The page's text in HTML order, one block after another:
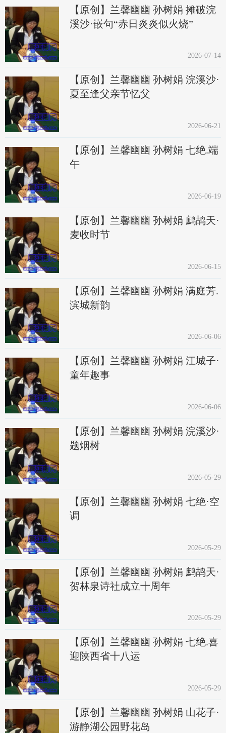
【原创】兰馨幽幽 孙树娟 摊破浣
溪沙·嵌句“赤日炎炎似火烧”
2026-07-14
【原创】兰馨幽幽 孙树娟 浣溪沙·
夏至逢父亲节忆父
2026-06-21
【原创】兰馨幽幽 孙树娟 七绝.端
午
2026-06-19
【原创】兰馨幽幽 孙树娟 鹧鸪天·
麦收时节
2026-06-15
【原创】兰馨幽幽 孙树娟 满庭芳.
滨城新韵
2026-06-06
【原创】兰馨幽幽 孙树娟 江城子·
童年趣事
2026-06-06
【原创】兰馨幽幽 孙树娟 浣溪沙·
题烟树
2026-05-29
【原创】兰馨幽幽 孙树娟 七绝·空
调
2026-05-29
【原创】兰馨幽幽 孙树娟 鹧鸪天·
贺林泉诗社成立十周年
2026-05-29
【原创】兰馨幽幽 孙树娟 七绝.喜
迎陕西省十八运
2026-05-29
【原创】兰馨幽幽 孙树娟 山花子·
游静湖公园野花岛